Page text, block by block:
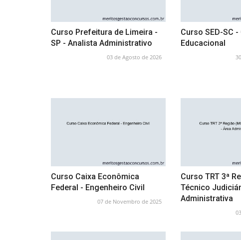
Curso Prefeitura de Limeira -
SP - Analista Administrativo
03 de Agosto de 2026
Curso SED-SC
Educacional
Curso Caixa Econômica
Federal - Engenheiro Civil
07 de Novembro de 2025
Curso TRT 3ª
Técnico
Administrativa